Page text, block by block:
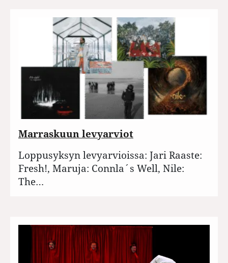
Marraskuun levyarviot
Loppusyksyn levyarvioissa: Jari Raaste:
Fresh!, Maruja: Connla´s Well, Nile:
The…